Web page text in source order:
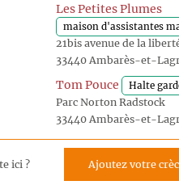
Les Petites Plumes
maison d'assistantes
21bis avenue de la
33440 Ambarès-et-
Tom Pouce Halte
Parc Norton Radstock
33440 Ambarès-et-
ici ? Ajoutez votre